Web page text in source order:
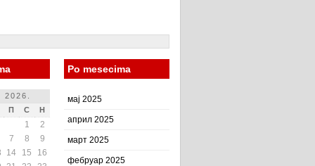
П С Н
1
2
7 8
9
14 15
16
Po mesecima
мај 2025
април 2025
март 2025
фебруар 2025